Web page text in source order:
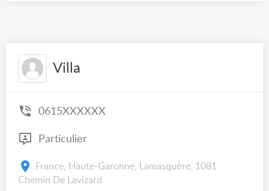
Villa
0615XXXXXX
Particulier
France, Haute-Garonne, Lamasquère, 1081
Chemin De Lavizard